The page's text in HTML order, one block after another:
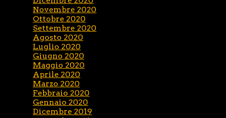
Novembre 2020
Ottobre 2020
Settembre 2020
Agosto 2020
Luglio 2020
Giugno 2020
Maggio 2020
Aprile 2020
Marzo 2020
Febbraio 2020
Gennaio 2020
Dicembre 2019